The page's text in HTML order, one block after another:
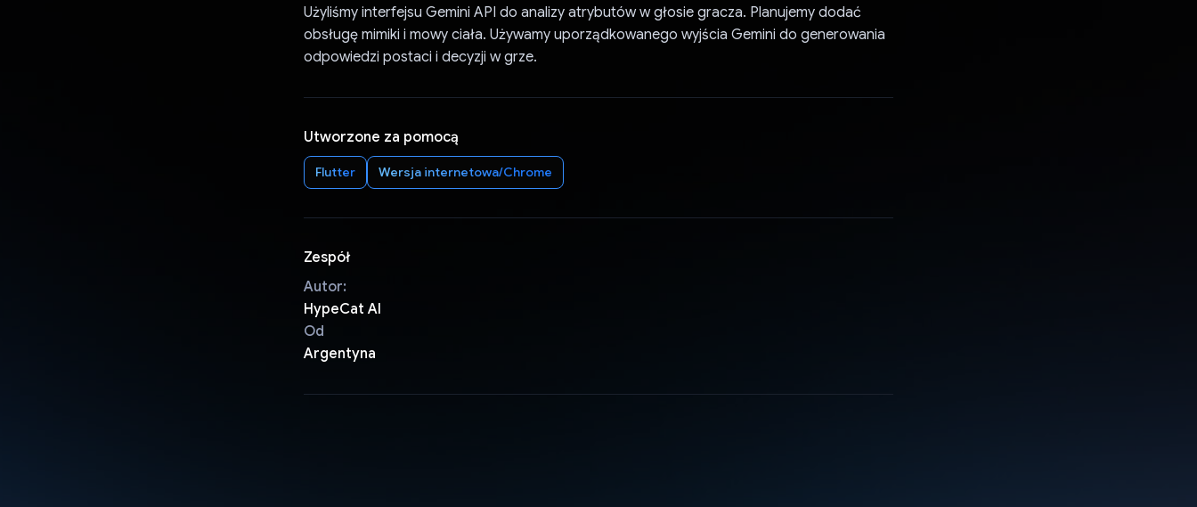
Użyliśmy interfejsu Gemini API do analizy atrybutów w głosie gracza. Planujemy dodać
obsługę mimiki i mowy ciała. Używamy uporządkowanego wyjścia Gemini do generowania
odpowiedzi postaci i decyzji w grze.
Utworzone za pomocą
Flutter Wersja internetowa/Chrome
Zespół
Autor:
HypeCat AI
Od
Argentyna